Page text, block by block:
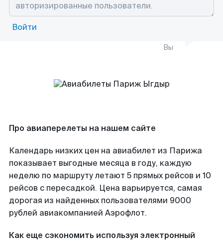
Войти
Вы
Про авиаперелеты на нашем сайте
Календарь низких цен на авиабилет из Парижа
показывает выгодные месяца в году, каждую
неделю по маршруту летают 5 прямых рейсов и 10
рейсов с пересадкой. Цена варьируется, самая
дорогая из найденных пользователями 9000
рублей авиакомпанией Аэрофлот.
Как еще сэкономить используя электронный